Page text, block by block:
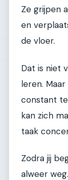
Ze grijpen
en
de vloer.
Dat is niet
leren.
constant
kan zich
taak
Zodra jij
alweer